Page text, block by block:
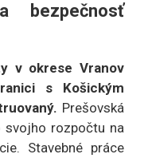
bezpečnosť
v okrese Vranov
s Košickým
Prešovská
svojho rozpočtu na
Stavebné práce